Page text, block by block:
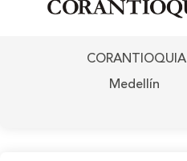
CORANTIOQUIA
Medellín